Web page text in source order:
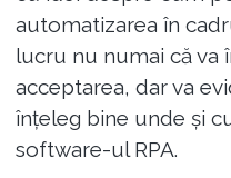
automatizarea în
lucru nu numai că va
acceptarea, dar va
înțeleg bine unde și
software-ul RPA.